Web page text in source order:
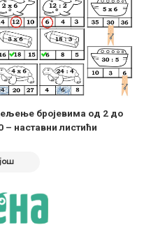
бројевима од 2 до
– наставни листићи